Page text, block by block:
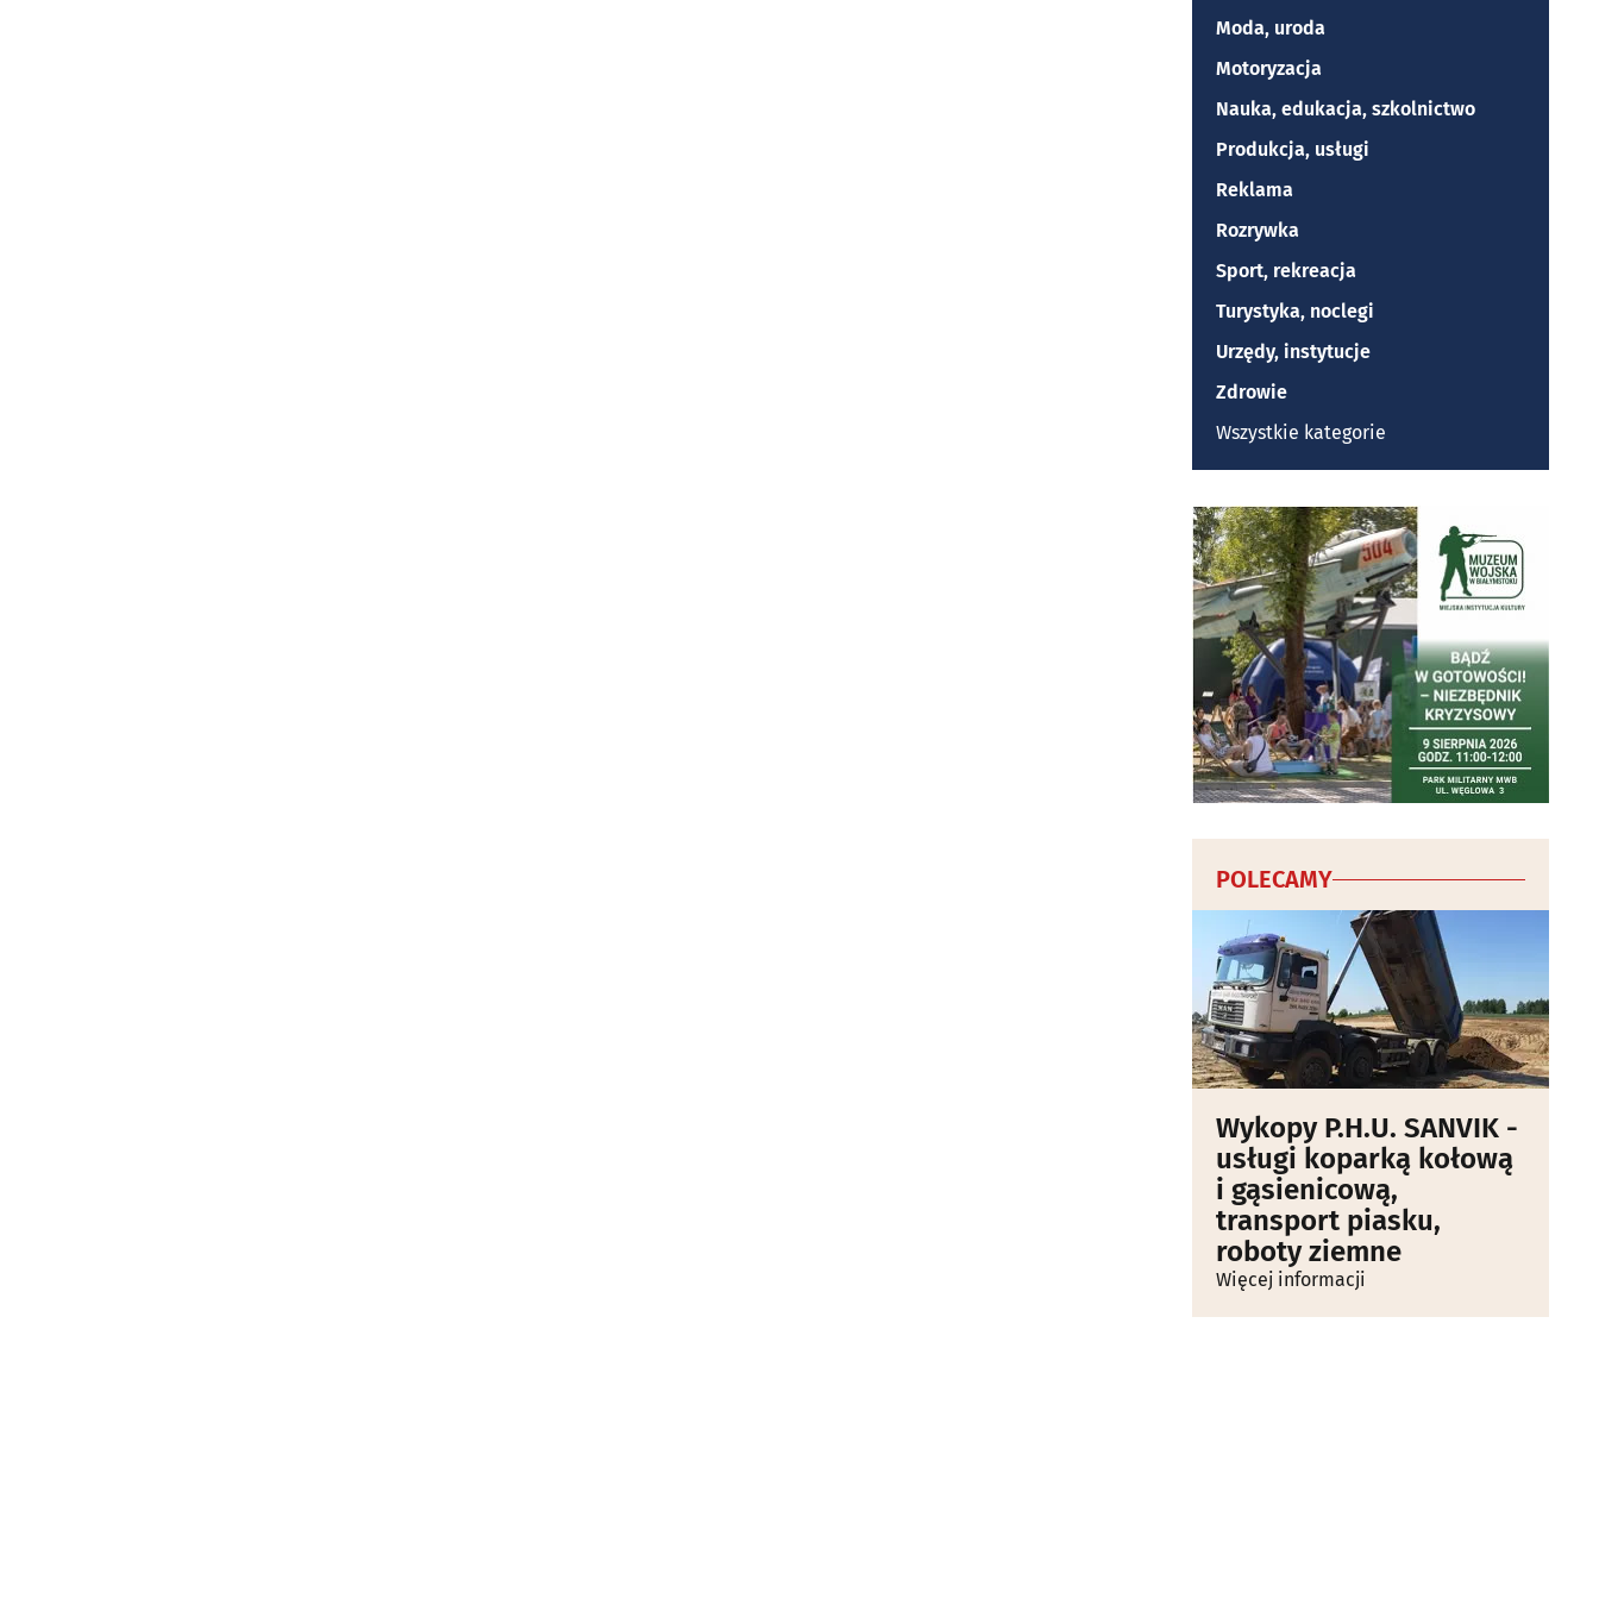
Moda, uroda
Motoryzacja
Nauka, edukacja, szkolnictwo
Produkcja, usługi
Reklama
Rozrywka
Sport, rekreacja
Turystyka, noclegi
Urzędy, instytucje
Zdrowie
Wszystkie kategorie
POLECAMY
Wykopy P.H.U. SANVIK -
usługi koparką kołową
i gąsienicową,
transport piasku,
roboty ziemne
Więcej informacji